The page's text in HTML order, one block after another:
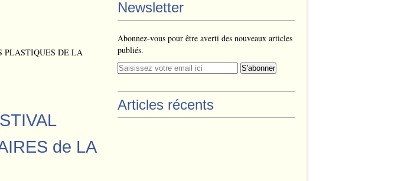
de LA
Newsletter
Abonnez-vous pour être averti des nouveaux articles
publiés.
Articles récents